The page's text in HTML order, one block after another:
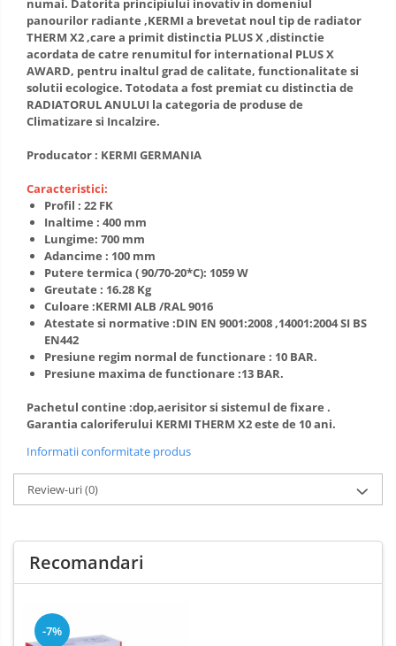
numai. Datorita principiului inovativ in domeniul
panourilor radiante ,KERMI a brevetat noul tip de radiator
THERM X2 ,care a primit distinctia PLUS X ,distinctie
acordata de catre renumitul for international PLUS X
AWARD, pentru inaltul grad de calitate, functionalitate si
solutii ecologice. Totodata a fost premiat cu distinctia de
RADIATORUL ANULUI la categoria de produse de
Climatizare si Incalzire.
Producator : KERMI GERMANIA
Caracteristici:
Profil : 22 FK
Inaltime : 400 mm
Lungime: 700 mm
Adancime : 100 mm
Putere termica ( 90/70-20*C): 1059 W
Greutate : 16.28 Kg
Culoare :KERMI ALB /RAL 9016
Atestate si normative :DIN EN 9001:2008 ,14001:2004 SI BS
EN442
Presiune regim normal de functionare : 10 BAR.
Presiune maxima de functionare :13 BAR.
Pachetul contine :dop,aerisitor si sistemul de fixare .
Garantia caloriferului KERMI THERM X2 este de 10 ani.
Informatii conformitate produs
Review-uri(0)
Recomandari
-7%